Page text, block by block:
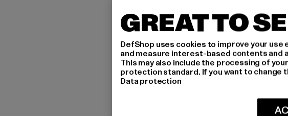
GREAT TO
DefShop uses cookies to improve your
and measure interest-based contents and
This may also include the processing of
protection standard. If you want to change
Data protection